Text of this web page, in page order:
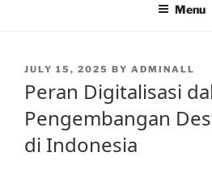
Menu
POSTED
JULY 15, 2025 BY ADMINALL
Peran Digitalisasi
Pengembangan
di Indonesia